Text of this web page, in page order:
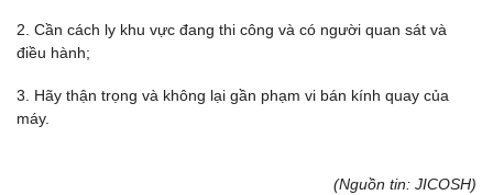
2. Cần cách ly khu vực đang thi công và có người quan sát và
điều hành;
3. Hãy thận trọng và không lại gần phạm vi bán kính quay của
máy.
(Nguồn tin: JICOSH)